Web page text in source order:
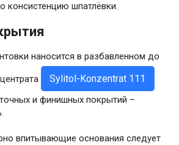
консистенцию шпатлёвки.
наносится в разбавленном до
Sylitol-Konzentrat 111
и финишных покрытий –
впитывающие основания следует